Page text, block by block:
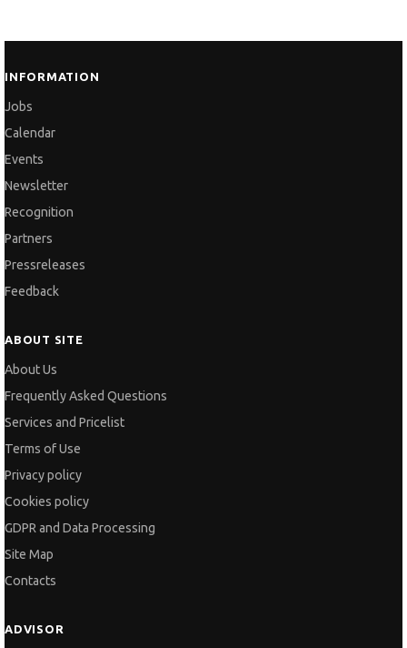
Events
Newsletter
Recognition
Partners
Pressreleases
Feedback
ABOUT SITE
About Us
Services and Pricelist
Terms of Use
Privacy policy
Cookies policy
GDPR and Data Processing
Site Map
Contacts
ADVISOR
CV Adviser
Job Interview